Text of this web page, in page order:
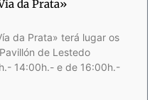
da Prata»
da Prata» terá lugar os
de Lestedo
14:00h.- e de 16:00h.-